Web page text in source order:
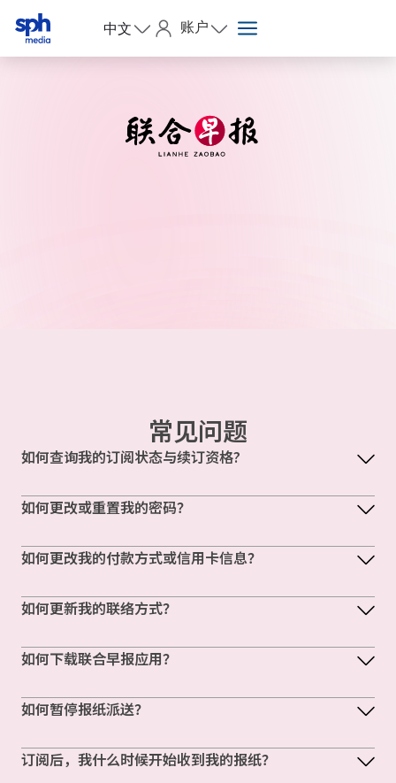
中文 账户
常见问题
如何查询我的订阅状态与续订资格?
如何更改或重置我的密码？
如何更改我的付款方式或信用卡信息？
如何更新我的联络方式？
如何下载联合早报应用？
如何暂停报纸派送？
订阅后，我什么时候开始收到我的报纸？